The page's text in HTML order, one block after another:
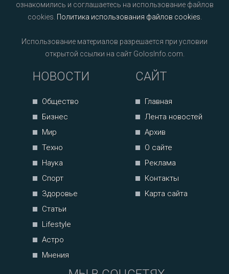
ознакомились и соглашаетесь на использование файлов
cookies. Политика использования файлов cookies
Использование материалов разрешается при условии
открытой ссылки на сайт GolosInfo.com.
НОВОСТИ
Общество
Бизнес
Мир
Техно
Наука
Спорт
Здоровье
Статьи
Lifestyle
Астро
Мнения
САЙТ
Главная
Лента новостей
Архив
О сайте
Реклама
Контакты
Карта сайта